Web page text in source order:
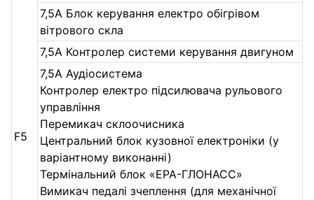
F5
7,5А Блок керування електро обігрівом
вітрового скла
7,5А Контролер системи керування двигуном
7,5A Аудіосистема
Контролер електро підсилювача рульового
управління
Перемикач склоочисника
Центральний блок кузовної електроніки (у
варіантному виконанні)
Термінальний блок «ЕРА-ГЛОНАСС»
Вимикач педалі зчеплення (для механічної